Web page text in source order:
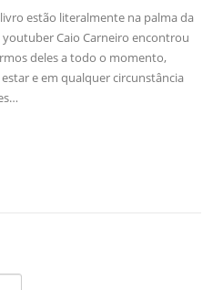
estão literalmente na palma da
youtuber Caio Carneiro encontrou
deles a todo o momento,
e em qualquer circunstância